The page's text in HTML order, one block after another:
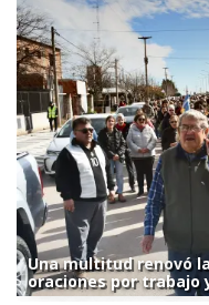
Una multitud renovó
oraciones por trabajo